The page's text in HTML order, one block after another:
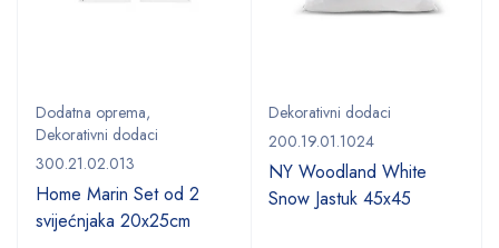
Dodatna oprema,
Dekorativni dodaci
300.21.02.013
Home Marin Set od 2
svijećnjaka 20x25cm
Dekorativni dodaci
200.19.01.1024
NY Woodland White
Snow Jastuk 45x45